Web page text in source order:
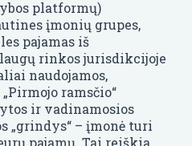
platformų)
įmonių grupes,
pajamas iš
rinkos jurisdikcijoje
naudojamos,
ramsčio“
ir vadinamosios
„grindys“ – įmonė turi
pajamų. Tai reiškia,